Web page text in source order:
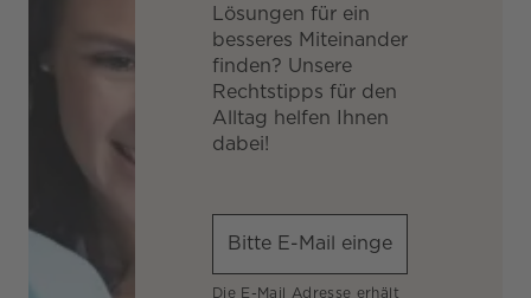
Lösungen für ein
besseres Miteinander
finden? Unsere
Rechtstipps für den
Alltag helfen Ihnen
dabei!
Die E-Mail Adresse erhält